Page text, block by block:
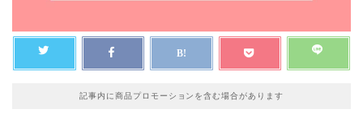
記事内に商品プロモーションを含む場合があります